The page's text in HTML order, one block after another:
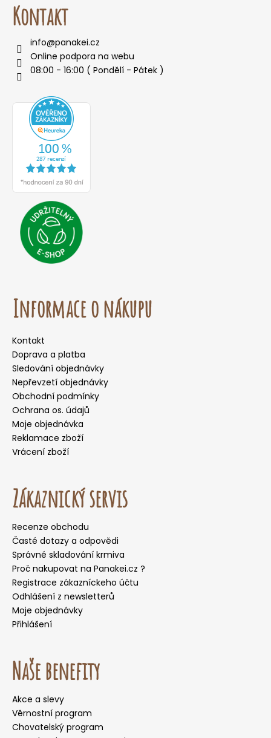
Kontakt
info@panakei.cz
Online podpora na webu
08:00 - 16:00 ( Pondělí - Pátek )
Informace o nákupu
Kontakt
Doprava a platba
Sledování objednávky
Nepřevzetí objednávky
Obchodní podmínky
Ochrana os. údajů
Moje objednávka
Reklamace zboží
Vrácení zboží
Zákaznický servis
Recenze obchodu
Časté dotazy a odpovědi
Správné skladování krmiva
Proč nakupovat na Panakei.cz ?
Registrace zákazníckeho účtu
Odhlášení z newsletterů
Moje objednávky
Přihlášení
Naše benefity
Akce a slevy
Věrnostní program
Chovatelský program